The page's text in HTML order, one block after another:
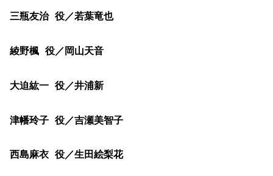
三瓶友治 役／若葉竜也
綾野楓 役／岡山天音
大迫紘一 役／井浦新
津幡玲子 役／吉瀬美智子
西島麻衣 役／生田絵梨花